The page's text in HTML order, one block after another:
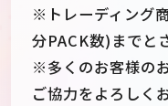
※トレーディング
分PACK数)までと
※多くのお客様の
ご協力をよろしく